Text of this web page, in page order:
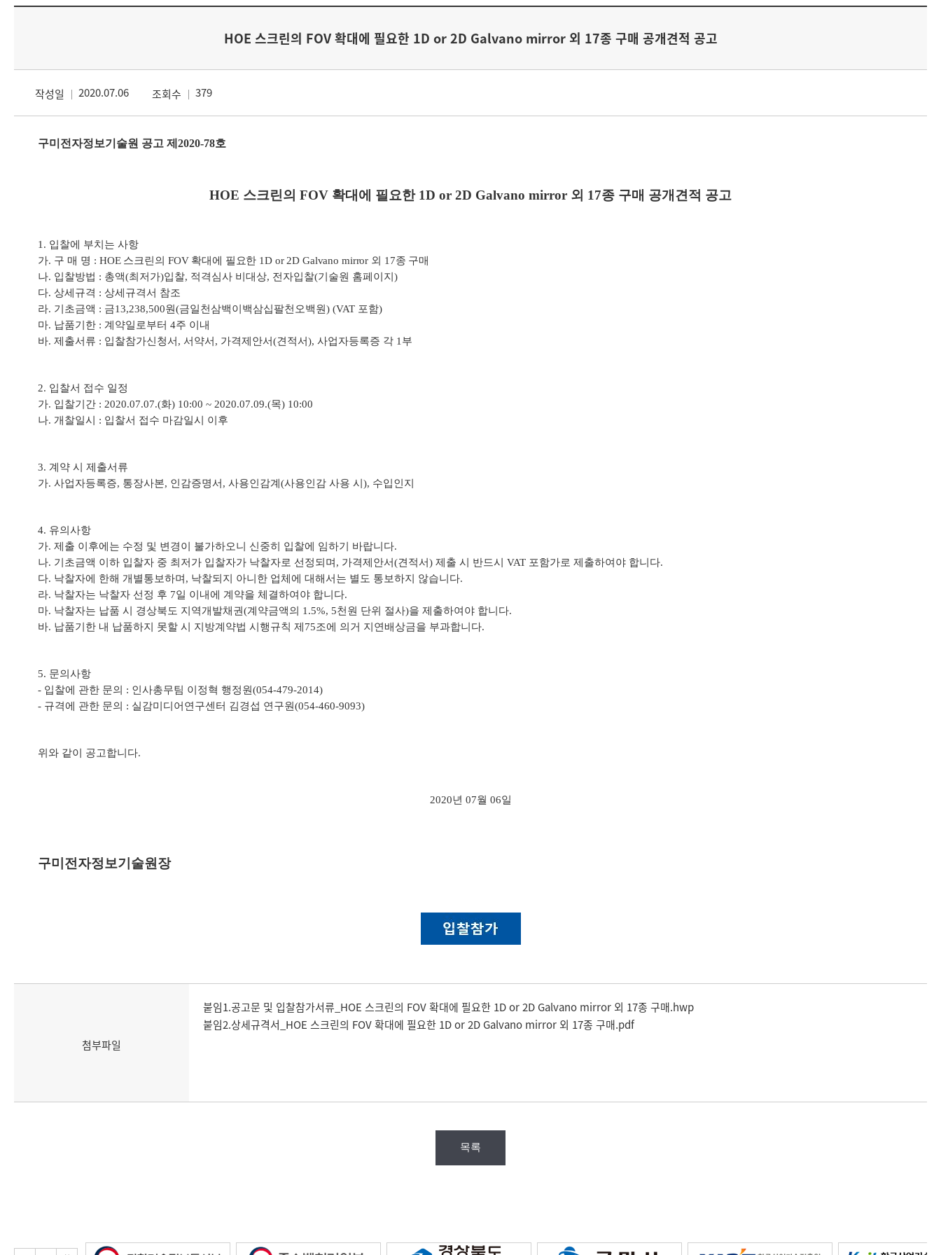
HOE 스크린의 FOV 확대에 필요한 1D or 2D Galvano mirror 외 17종 구매 공개견적 공고
작성일 2020.07.06 조회수 379
구미전자정보기술원 공고 제 2020-78호
HOE 스크린의 FOV 확대에 필요한 1D or 2D Galvano mirror 외 17종 구매 공개견적 공고
1. 입찰에 부치는 사항
가. 구 매 명 : HOE 스크린의 FOV 확대에 필요한 1D or 2D Galvano mirror 외 17종 구매
나. 입찰방법 : 총액(최저가)입찰, 적격심사 비대상, 전자입찰(기술원 홈페이지 )
다. 상세규격 : 상세규격서 참조
라. 기초금액 : 금13,238,500원(금일천삼백이백삼십팔천오백원) (VAT 포함)
마. 납품기한 : 계약일로부터 4주 이내
바. 제출서류 : 입찰참가신청서 , 서약서 , 가격제안서(견적서), 사업자등록증 각 1 부
2. 입찰서 접수 일정
가. 입찰기간 : 2020.07.07.(화) 10:00 ~ 2020.07.09.(목) 10:00
나. 개찰일시 : 입찰서 접수 마감일시 이후
3. 계약 시 제출서류
가. 사업자등록증, 통장사본, 인감증명서 , 사용인감계 (사용인감 사용 시 ), 수입인지
4. 유의사항
가. 제출 이후에는 수정 및 변경이 불가하오니 신중히 입찰에 임하기 바랍니다.
나. 기초금액 이하 입찰자 중 최저가 입찰자가 낙찰자로 선정되며 , 가격제안서(견적서) 제출 시 반드시 VAT 포함가로 제출하여야 합니다.
다. 낙찰자에 한해 개별통보하며 , 낙찰되지 아니한 업체에 대해서는 별도 통보하지 않습니다.
라. 낙찰자는 낙찰자 선정 후 7일 이내에 계약을 체결하여야 합니다.
마. 낙찰자는 납품 시 경상북도 지역개발채권(계약금액의 1.5%, 5천원 단위 절사)을 제출하여야 합니다.
바. 납품기한 내 납품하지 못할 시 지방계약법 시행규칙 제 75조에 의거 지연배상금을 부과합니다.
5. 문의사항
- 입찰에 관한 문의 : 인사총무팀 이정혁 행정원(054-479-2014)
- 규격에 관한 문의 : 실감미디어연구센터 김경섭 연구원(054-460-9093)
위와 같이 공고합니다.
2020년 07월 06일
구미전자정보기술원장
첨부파일
붙임1.공고문 및 입찰참가서류_HOE 스크린의 FOV 확대에 필요한 1D or 2D Galvano mirror 외 17종 구매.hwp
붙임2.상세규격서_HOE 스크린의 FOV 확대에 필요한 1D or 2D Galvano mirror 외 17종 구매.pdf
목록